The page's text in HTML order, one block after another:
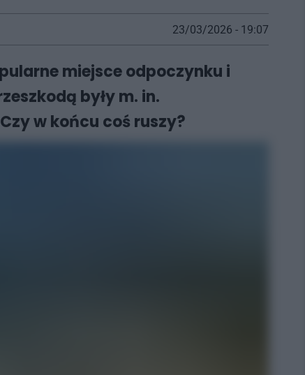
23/03/2026 - 19:07
miejsce odpoczynku i
były m. in.
w końcu coś ruszy?